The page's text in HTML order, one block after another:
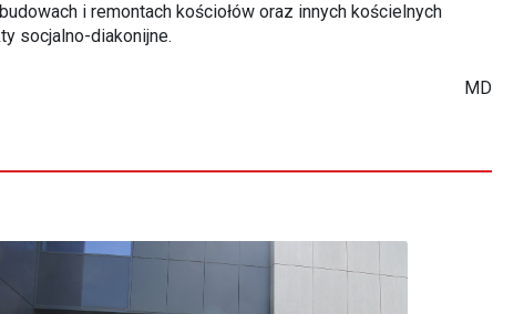
i remontach kościołów oraz innych kościelnych
socjalno-diakonijne.
MD